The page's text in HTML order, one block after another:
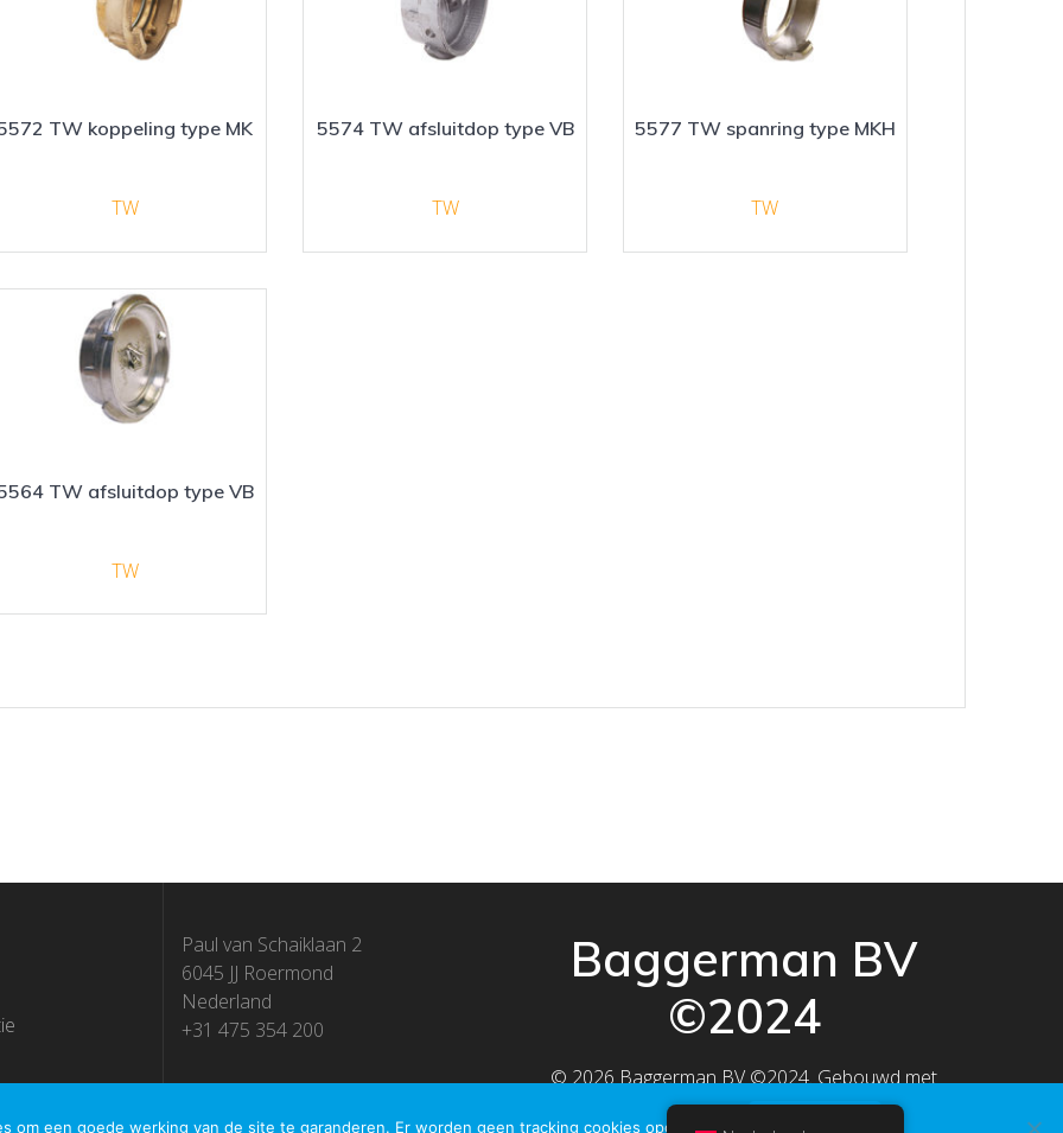
TW koppeling type MK
TW
5574 TW afsluitdop type VB
TW
5577 TW spanring type MKH
TW
TW afsluitdop type VB
TW
Paul van Schaiklaan 2
6045 JJ Roermond
Nederland
+31 475 354 200
Baggerman BV
©2024
© 2026 Baggerman BV ©2024. Gebouwd met
WordPress enEmpowerWP thema.
om een goede werking van de site te garanderen. Er worden geen tracking cookies opgeslagen. OK